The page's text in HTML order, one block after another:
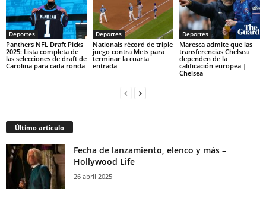
Deportes
Panthers NFL Draft Picks
2025: Lista completa de
las selecciones de draft de
Carolina para cada ronda
Deportes
Nationals récord de triple
juego contra Mets para
terminar la cuarta
entrada
Deportes
Maresca admite que las
transferencias Chelsea
dependen de la
calificación europea |
Chelsea
Último artículo
Fecha de lanzamiento, elenco y más –
Hollywood Life
26 abril 2025